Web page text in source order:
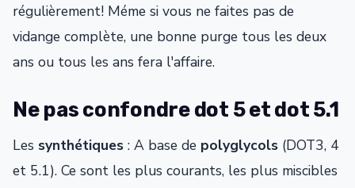
régulièrement! Méme si vous ne faites pas de
vidange complète, une bonne purge tous les deux
ans ou tous les ans fera l'affaire.
Ne pas confondre dot 5 et dot 5.1
Les synthétiques : A base de polyglycols (DOT3, 4
et 5.1). Ce sont les plus courants, les plus miscibles